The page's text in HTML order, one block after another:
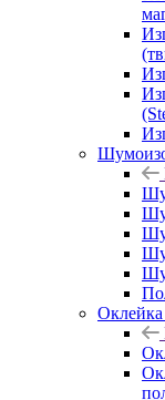
Оклейка